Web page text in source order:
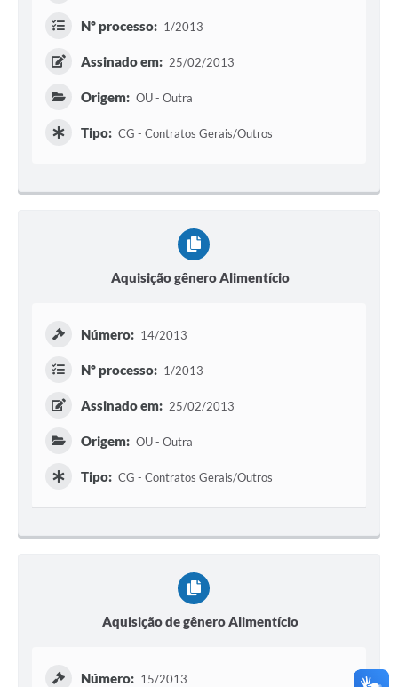
Nº processo: 1/2013
Assinado em: 25/02/2013
Origem: OU - Outra
Tipo: CG - Contratos Gerais/Outros
Aquisição gênero Alimentício
Número: 14/2013
Nº processo: 1/2013
Assinado em: 25/02/2013
Origem: OU - Outra
Tipo: CG - Contratos Gerais/Outros
Aquisição de gênero Alimentício
Número: 15/2013